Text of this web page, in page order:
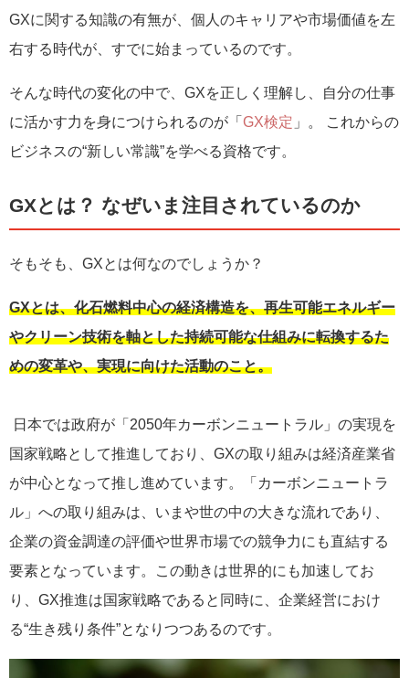
GXに関する知識の有無が、個人のキャリアや市場価値を左
右する時代が、すでに始まっているのです。
そんな時代の変化の中で、GXを正しく理解し、自分の仕事
に活かす力を身につけられるのが「 GX検定 」。 これからの
ビジネスの“新しい常識”を学べる資格です。
GXとは？ なぜいま注目されているのか
そもそも、GXとは何なのでしょうか？
GXとは、化石燃料中心の経済構造を、再生可能エネルギー
やクリーン技術を軸とした持続可能な仕組みに転換するた
めの変革や、実現に向けた活動のこと。
日本では政府が「2050年カーボンニュートラル」の実現を
国家戦略として推進しており、GXの取り組みは経済産業省
が中心となって推し進めています。「カーボンニュートラ
ル」への取り組みは、いまや世の中の大きな流れであり、
企業の資金調達の評価や世界市場での競争力にも直結する
要素となっています。この動きは世界的にも加速してお
り、GX推進は国家戦略であると同時に、企業経営におけ
る“生き残り条件”となりつつあるのです。